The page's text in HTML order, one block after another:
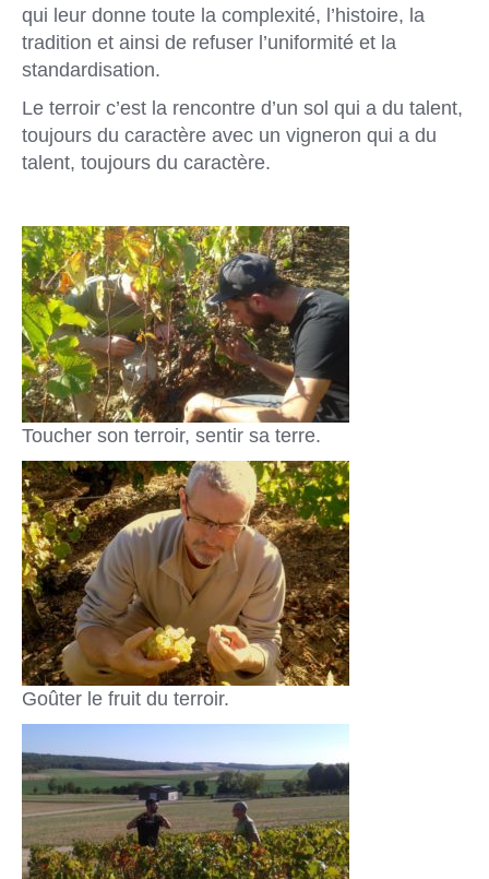
qui leur donne toute la complexité, l’histoire, la
tradition et ainsi de refuser l’uniformité et la
standardisation.
Le terroir c’est la rencontre d’un sol qui a du talent,
toujours du caractère avec un vigneron qui a du
talent, toujours du caractère.
Toucher son terroir, sentir sa terre.
Goûter le fruit du terroir.